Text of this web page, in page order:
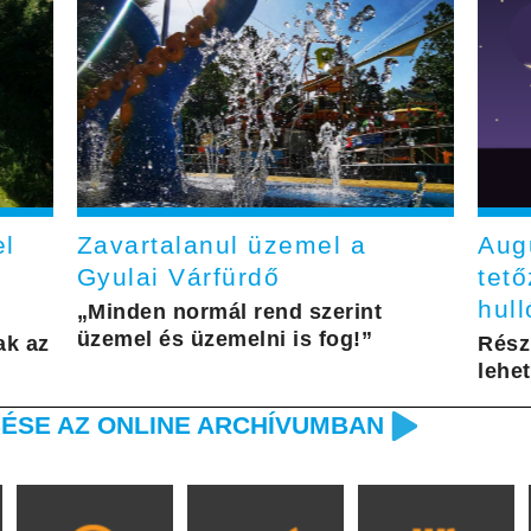
az
Zavartalanul üzemel a
Gyulai Várfürdő
„Minden normál rend szerint
üzemel és üzemelni is fog!”
AZ ONLINE ARCHÍVUMBAN